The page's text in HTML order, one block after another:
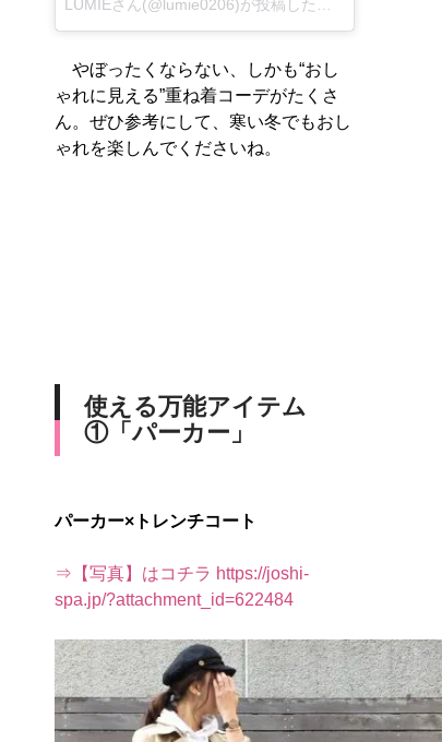
やぼったくならない、しかも“おし
ゃれに見える”重ね着コーデがたくさ
ん。ぜひ参考にして、寒い冬でもおし
ゃれを楽しんでくださいね。
使える万能アイテム
①「パーカー」
パーカー×トレンチコート
⇒【写真】はコチラ https://joshi-
spa.jp/?attachment_id=622484